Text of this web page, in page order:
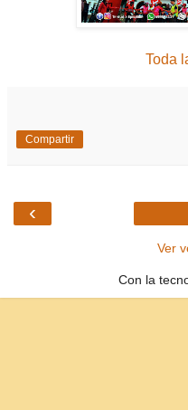
Toda
Compartir
‹
Ver
Con la